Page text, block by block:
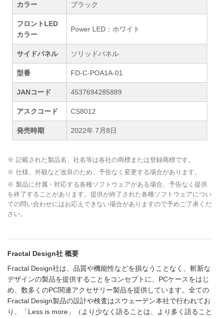
カラー ブラック
フロントLED
カラー
Power LED：ホワイト
サイドパネル ソリッドパネル
型番 FD-C-POA1A-01
JANコード 4537694285889
アスクコード CS8012
発売時期 2022年 7月8日
※ 記載された製品名、社名等は各社の商標または登録商標です。
※ 仕様、外観など改良のため、予告なく変更する場合があります。
※ 製品に付属・対応する各種ソフトウェアがある場合、予告なく提供
を終了することがあります。提供が終了された各種ソフトウェアについ
ての問い合わせにはお応えできない場合がありますので予めご了承くだ
さい。
Fractal Design社 概要
Fractal Design社は、品質や機能性などを損なうことなく、斬新な
デザインの製品を提供することをコンセプトに、PCケースをはじ
め、数多くのPC関連アクセサリー製品を提供しています。全ての
Fractal Design製品の設計や検査はスウェーデン本社で行われてお
り、「Less is more」（より少なく語ることは、より多く語ること